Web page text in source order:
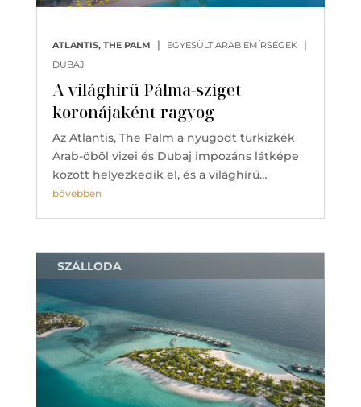
A világhírű Pálma-sziget
koronájaként ragyog
ATLANTIS, THE PALM | EGYESÜLT ARAB EMÍRSÉGEK |
DUBAJ
Az Atlantis, The Palm a nyugodt türkizkék
Arab-öböl vizei és Dubaj impozáns látképe
között helyezkedik el, és a világhírű…
bővebben
SZÁLLODA